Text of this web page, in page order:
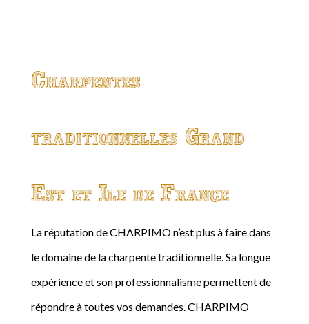
Charpentes
traditionnelles Grand
Est et Ile de France
La réputation de CHARPIMO n’est plus à faire dans
le domaine de la charpente traditionnelle. Sa longue
expérience et son professionnalisme permettent de
répondre à toutes vos demandes. CHARPIMO